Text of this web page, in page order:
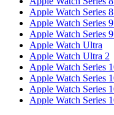
Apple Watch Series
Apple Watch Series
Apple Watch Series
Apple Watch Ultra
Apple Watch Ultra 2
Apple Watch Series
Apple Watch Series
Apple Watch Series
Apple Watch Series